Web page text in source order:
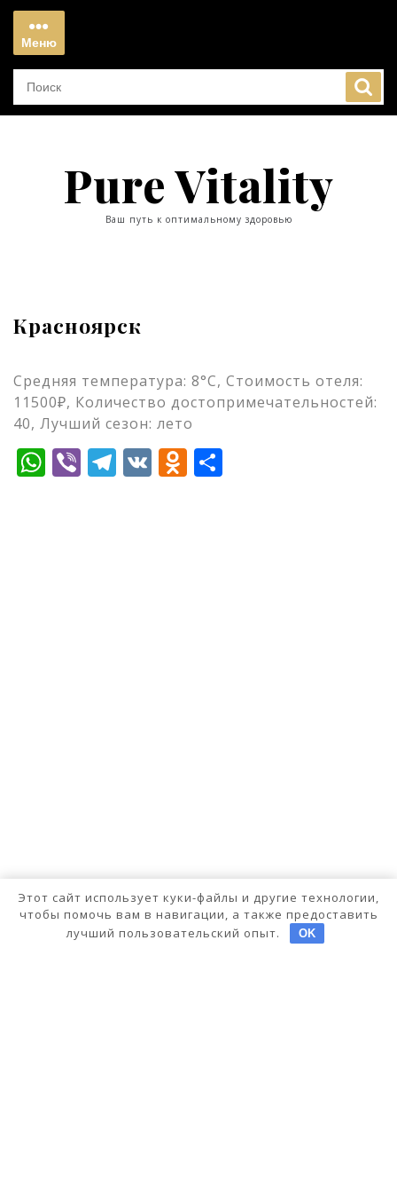
Перейти
содержимому
Меню
Меню
Pure Vitality
Ваш путь к оптимальному здоровью
Красноярск
Средняя температура: 8°C, Стоимость отеля:
11500₽, Количество достопримечательностей:
40, Лучший сезон: лето
WhatsApp
ViberTelegram
VKOdnoklassniki
Этот сайт использует куки-файлы и другие технологии,
чтобы помочь вам в навигации, а также предоставить
лучший пользовательский опыт.
OK